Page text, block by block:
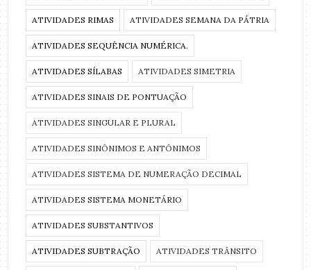
ATIVIDADES RIMAS ATIVIDADES SEMANA DA PÁTRIA
ATIVIDADES SEQUÊNCIA NUMÉRICA.
ATIVIDADES SÍLABAS ATIVIDADES SIMETRIA
ATIVIDADES SINAIS DE PONTUAÇÃO
ATIVIDADES SINGULAR E PLURAL
ATIVIDADES SINÔNIMOS E ANTÔNIMOS
ATIVIDADES SISTEMA DE NUMERAÇÃO DECIMAL
ATIVIDADES SISTEMA MONETÁRIO
ATIVIDADES SUBSTANTIVOS
ATIVIDADES SUBTRAÇÃO ATIVIDADES TRÂNSITO